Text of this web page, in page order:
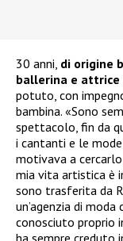
30 anni, di origine
ballerina e attrice
potuto, con
bambina. «Sono
spettacolo, fin da
i cantanti e le
motivava a
mia vita artistica è
sono trasferita da
un’agenzia di
conosciuto proprio
ha sempre creduto